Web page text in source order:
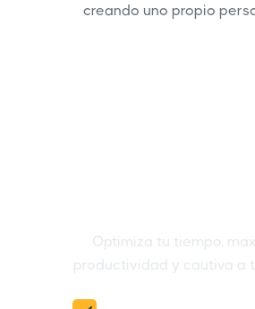
creando uno propio
Optimiza tu tiempo,
productividad y cautiva a